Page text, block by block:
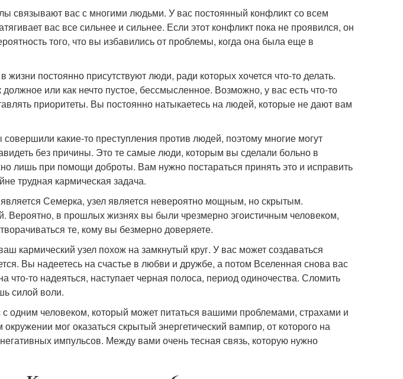
связывают вас с многими людьми. У вас постоянный конфликт со всем
вас все сильнее и сильнее. Если этот конфликт пока не проявился, он
того, что вы избавились от проблемы, когда она была еще в
жизни постоянно присутствуют люди, ради которых хочется что-то делать.
или как нечто пустое, бессмысленное. Возможно, у вас есть что-то
приоритеты. Вы постоянно натыкаетесь на людей, которые не дают вам
какие-то преступления против людей, поэтому многие могут
без причины. Это те самые люди, которым вы сделали больно в
лишь при помощи доброты. Вам нужно постараться принять это и исправить
трудная кармическая задача.
Семерка, узел является невероятно мощным, но скрытым.
Вероятно, в прошлых жизнях вы были чрезмерно эгоистичным человеком,
те, кому вы безмерно доверяете.
кармический узел похож на замкнутый круг. У вас может создаваться
Вы надеетесь на счастье в любви и дружбе, а потом Вселенная снова вас
что-то надеяться, наступает черная полоса, период одиночества. Сломить
силой воли.
с одним человеком, который может питаться вашими проблемами, страхами и
мог оказаться скрытый энергетический вампир, от которого на
импульсов. Между вами очень тесная связь, которую нужно